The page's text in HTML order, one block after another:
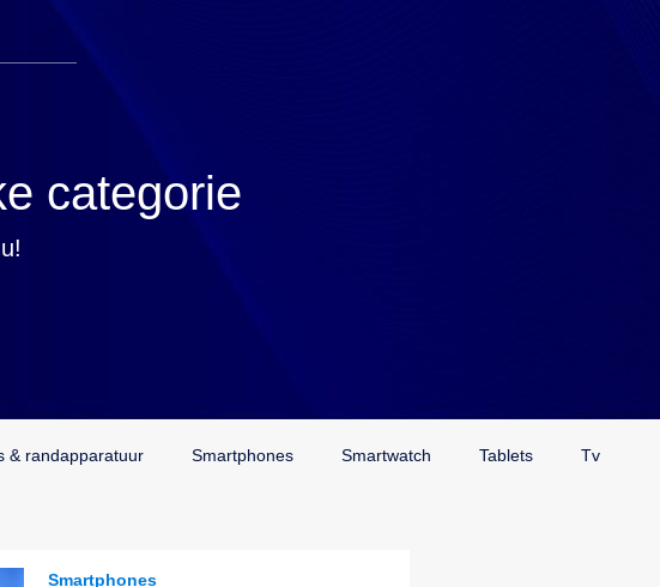
categorie
& randapparatuur Smartphones Smartwatch Tablets Tv
Smartphones